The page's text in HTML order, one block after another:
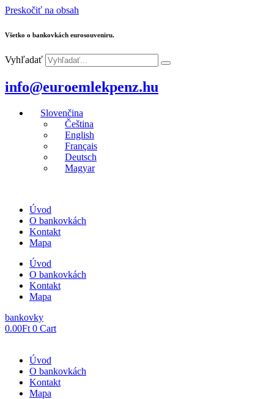
Preskočiť na obsah
Všetko o bankovkách eurosouveniru.
Vyhľadať
info@euroemlekpenz.hu
Slovenčina
Čeština
English
Français
Deutsch
Magyar
Úvod
O bankovkách
Kontakt
Mapa
Úvod
O bankovkách
Kontakt
Mapa
bankovky
0.00Ft 0 Cart
Úvod
O bankovkách
Kontakt
Mapa